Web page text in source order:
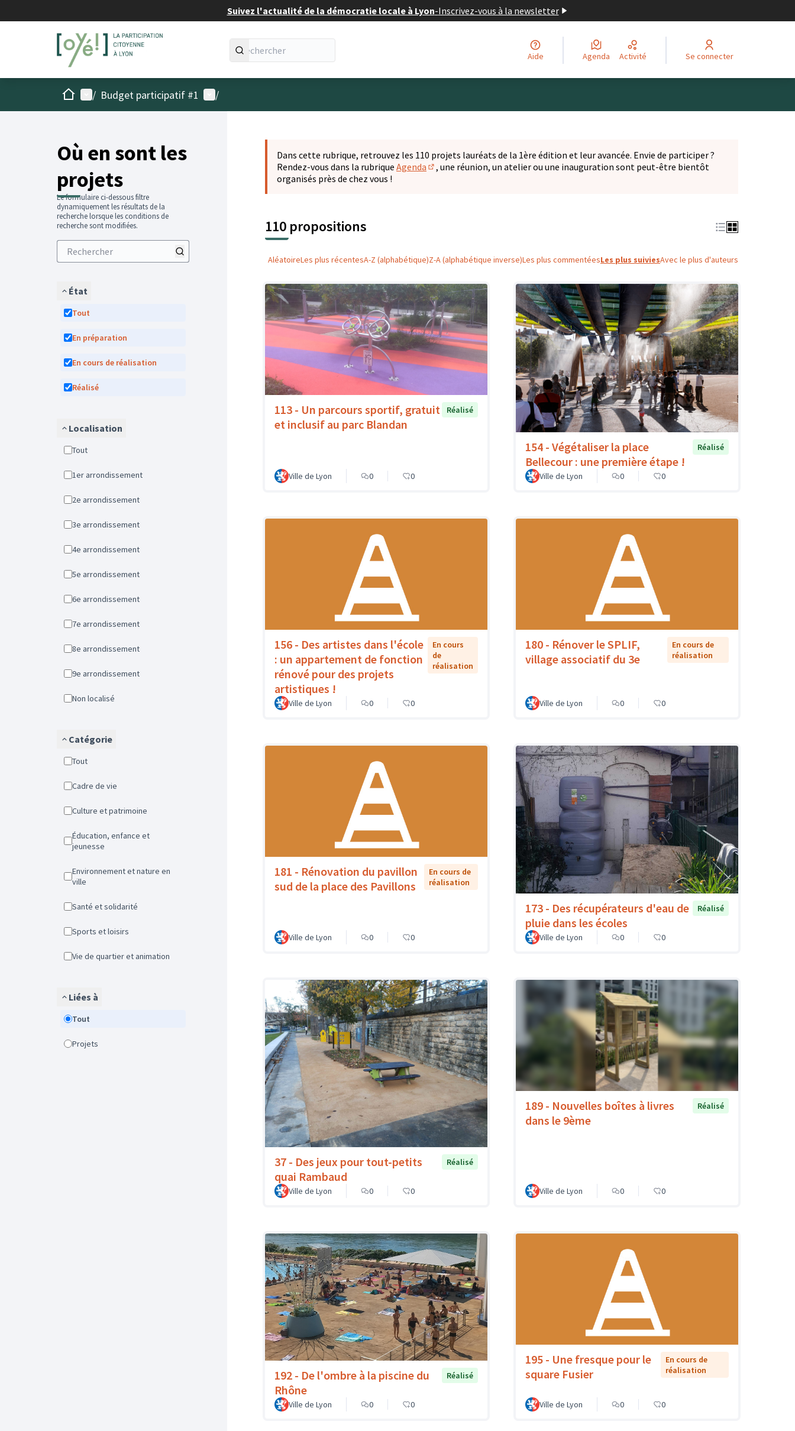
Suivez l'actualité de la démocratie locale à Lyon-Inscrivez-vous à la newsletter
Aide Agenda Activité Se connecter
AccueilMenu principal
/ Budget participatif #1 Menu utilisateur
/
Où en sont les
projets
Le formulaire ci-dessous filtre
dynamiquement les résultats de la
recherche lorsque les conditions de
recherche sont modifiées.
État
Tout
En préparation
En cours de réalisation
Réalisé
Localisation
Tout
1er arrondissement
2e arrondissement
3e arrondissement
4e arrondissement
5e arrondissement
6e arrondissement
7e arrondissement
8e arrondissement
9e arrondissement
Non localisé
Catégorie
Tout
Cadre de vie
Culture et patrimoine
Éducation, enfance et
jeunesse
Environnement et nature en
ville
Santé et solidarité
Sports et loisirs
Vie de quartier et animation
Liées à
Tout
Projets
Dans cette rubrique, retrouvez les 110 projets lauréats de la 1ère édition et leur avancée. Envie de participer ?
Rendez-vous dans la rubrique Agenda
(S'ouvre dans un nouvel onglet)
, une réunion, un atelier ou une inauguration sont peut-être bientôt
organisés près de chez vous !
110 propositions
AléatoireLes plus récentesA-Z (alphabétique)Z-A (alphabétique inverse)Les plus commentéesLes plus suiviesAvec le plus d'auteurs
113 - Un parcours sportif, gratuit
et inclusif au parc Blandan
Réalisé
Ville de Lyon 0 0
154 - Végétaliser la place
Bellecour : une première étape !
Réalisé
Ville de Lyon 0 0
156 - Des artistes dans l'école
: un appartement de fonction
rénové pour des projets
artistiques !
En cours
de
réalisation
Ville de Lyon 0 0
180 - Rénover le SPLIF,
village associatif du 3e
En cours de
réalisation
Ville de Lyon 0 0
181 - Rénovation du pavillon
sud de la place des Pavillons
En cours de
réalisation
Ville de Lyon 0 0
173 - Des récupérateurs d'eau de
pluie dans les écoles
Réalisé
Ville de Lyon 0 0
37 - Des jeux pour tout-petits
quai Rambaud
Réalisé
Ville de Lyon 0 0
189 - Nouvelles boîtes à livres
dans le 9ème
Réalisé
Ville de Lyon 0 0
192 - De l'ombre à la piscine du
Rhône
Réalisé
Ville de Lyon 0 0
195 - Une fresque pour le
square Fusier
En cours de
réalisation
Ville de Lyon 0 0